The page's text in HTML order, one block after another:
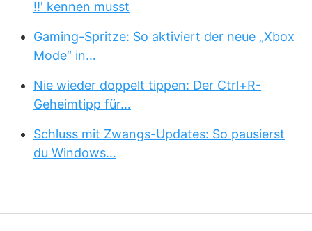
!!' kennen musst
Gaming-Spritze: So aktiviert der neue „Xbox
Mode“ in…
Nie wieder doppelt tippen: Der Ctrl+R-
Geheimtipp für…
Schluss mit Zwangs-Updates: So pausierst
du Windows…